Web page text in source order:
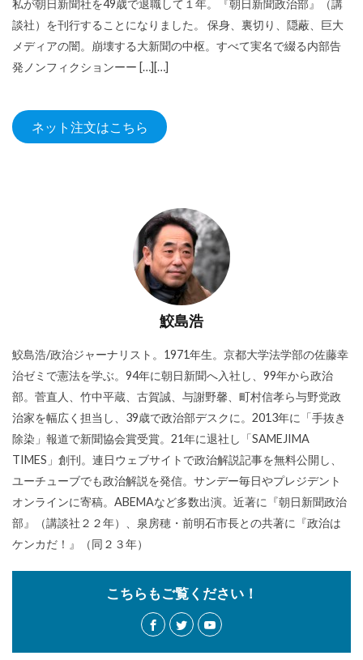
私が朝日新聞社を49歳で退職して１年。『朝日新聞政治部』（講
談社）を刊行することになりました。 保身、裏切り、隠蔽、巨大
メディアの闇。崩壊する大新聞の中枢。すべて実名で綴る内部告
発ノンフィクションーー […][…]
ネット注文はこちら
鮫島浩
鮫島浩/政治ジャーナリスト。1971年生。京都大学法学部の佐藤幸
治ゼミで憲法を学ぶ。94年に朝日新聞へ入社し、99年から政治
部。菅直人、竹中平蔵、古賀誠、与謝野馨、町村信孝ら与野党政
治家を幅広く担当し、39歳で政治部デスクに。2013年に「手抜き
除染」報道で新聞協会賞受賞。21年に退社し「SAMEJIMA
TIMES」創刊。連日ウェブサイトで政治解説記事を無料公開し、
ユーチューブでも政治解説を発信。サンデー毎日やプレジデント
オンラインに寄稿。ABEMAなど多数出演。近著に『朝日新聞政治
部』（講談社２２年）、泉房穂・前明石市長との共著に『政治は
ケンカだ！』（同２３年）
こちらもご覧ください！